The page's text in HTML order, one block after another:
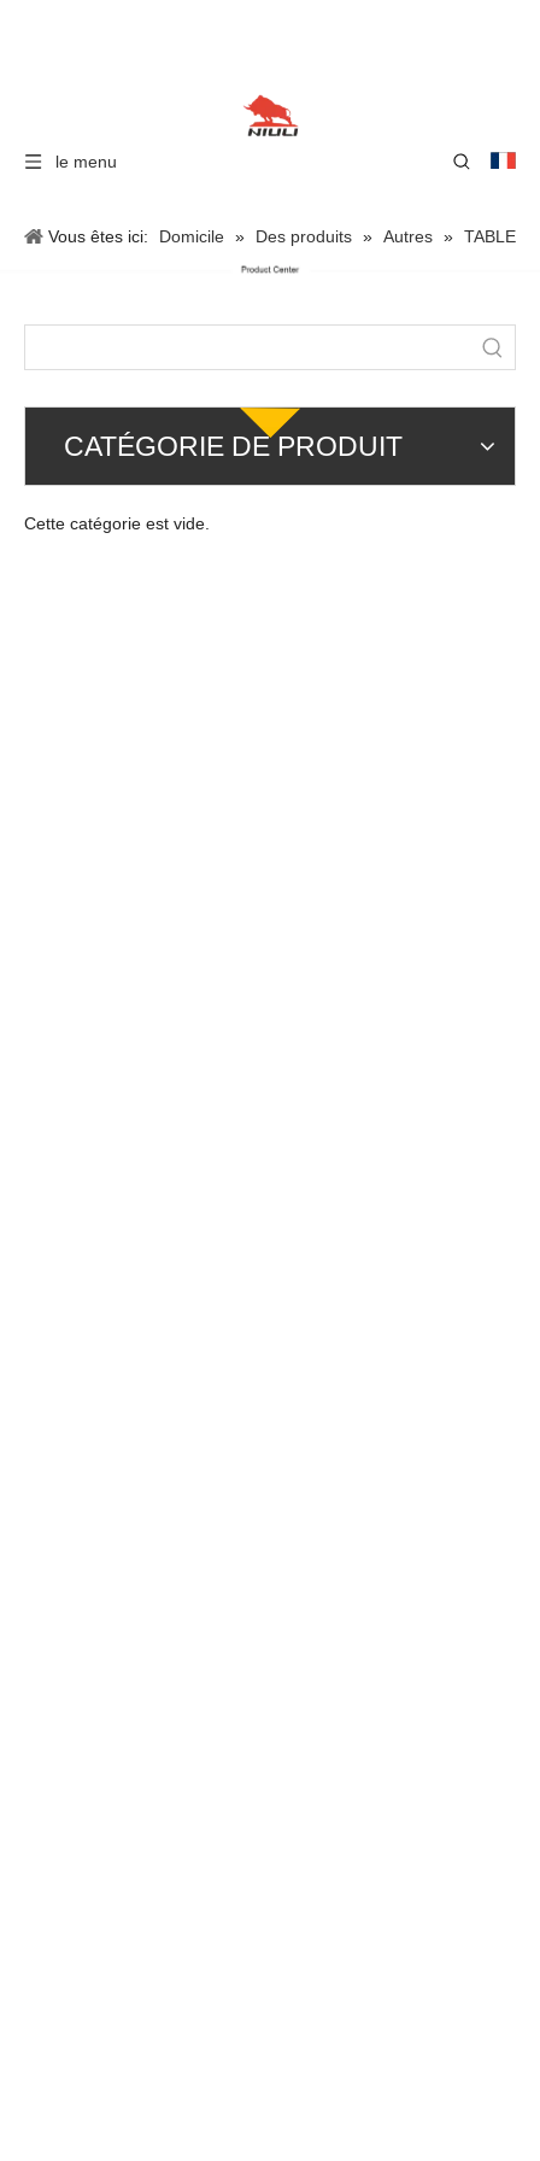
le menu
Vous êtes ici: Domicile » Des produits » Autres » TABLE
TABLE ÉLÉVATEUR À CISEAUX
CATÉGORIE DE PRODUIT
Cette catégorie est vide.